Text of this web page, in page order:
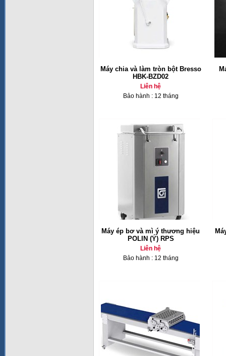
Máy chia và làm tròn bột Bresso
HBK-BZD02
Liên hệ
Bảo hành : 12 tháng
Máy ép bơ và mì ý thương hiệu
POLIN (Ý) RPS
Liên hệ
Bảo hành : 12 tháng